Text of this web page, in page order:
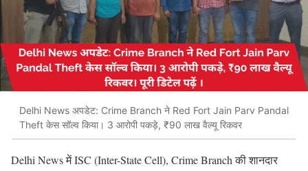
Delhi News अपडेट: Crime Branch ने Red Fort Jain Parv Pandal
Theft केस सॉल्व किया। 3 आरोपी पकड़े, ₹90 लाख वैल्यू रिकवर
Delhi News में ISC (Inter-State Cell), Crime Branch की शानदार